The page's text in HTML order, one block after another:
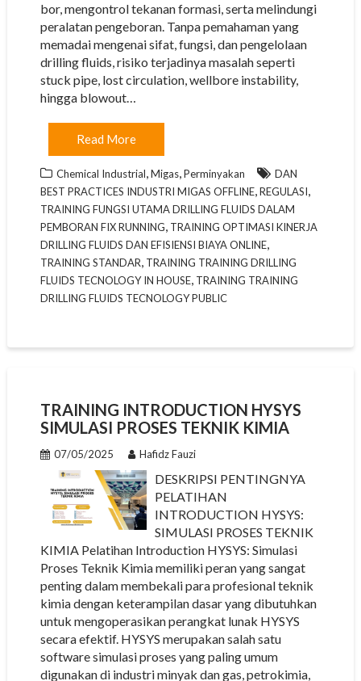
bor, mengontrol tekanan formasi, serta melindungi
peralatan pengeboran. Tanpa pemahaman yang
memadai mengenai sifat, fungsi, dan pengelolaan
drilling fluids, risiko terjadinya masalah seperti
stuck pipe, lost circulation, wellbore instability,
hingga blowout…
Read More
Chemical Industrial,Migas,Perminyakan
DAN
BEST PRACTICES INDUSTRI MIGAS OFFLINE,REGULASI,
TRAINING FUNGSI UTAMA DRILLING FLUIDS DALAM
PEMBORAN FIX RUNNING, TRAINING OPTIMASI KINERJA
DRILLING FLUIDS DAN EFISIENSI BIAYA ONLINE,
TRAINING STANDAR, TRAINING TRAINING DRILLING
FLUIDS TECNOLOGY IN HOUSE, TRAINING TRAINING
DRILLING FLUIDS TECNOLOGY PUBLIC
TRAINING INTRODUCTION HYSYS
SIMULASI PROSES TEKNIK KIMIA
07/05/2025 Hafidz Fauzi
DESKRIPSI PENTINGNYA
PELATIHAN
INTRODUCTION HYSYS:
SIMULASI PROSES TEKNIK
KIMIA Pelatihan Introduction HYSYS: Simulasi
Proses Teknik Kimia memiliki peran yang sangat
penting dalam membekali para profesional teknik
kimia dengan keterampilan dasar yang dibutuhkan
untuk mengoperasikan perangkat lunak HYSYS
secara efektif. HYSYS merupakan salah satu
software simulasi proses yang paling umum
digunakan di industri minyak dan gas, petrokimia,